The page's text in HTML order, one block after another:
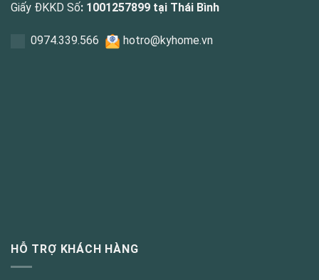
Giấy ĐKKD Số: 1001257899 tại Thái Bình
0974.339.566 hotro@kyhome.vn
HỖ TRỢ KHÁCH HÀNG